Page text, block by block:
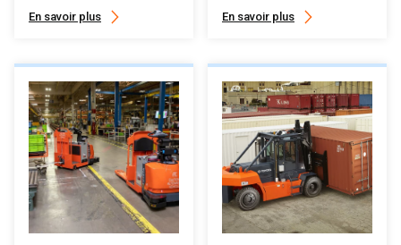
En savoir plus En savoir plus